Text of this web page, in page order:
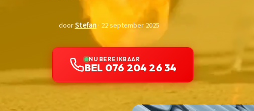
doorStefan · 22 september 2025
NU BEREIKBAAR
BEL 076 204 26 34